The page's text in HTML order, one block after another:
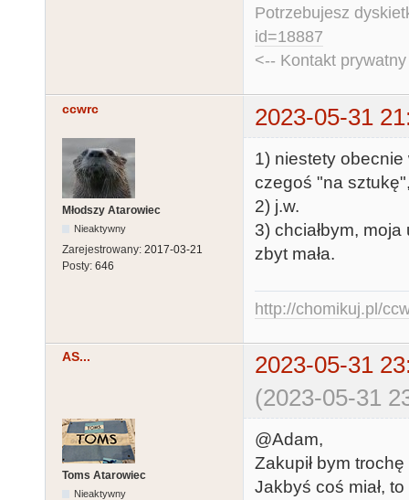
Potrzebujesz
id=18887
<-- Kontakt
ccwrc 2023-05-31
Młodszy Atarowiec
Nieaktywny
Zarejestrowany: 2017-03-21
Posty: 646
1) niestety
czegoś "na
2) j.w.
3) chciałbym,
zbyt mała.
http://chomikuj.pl/
AS...
2023-05-31
(2023-05-31
Toms Atarowiec
Nieaktywny
@Adam,
Zakupił bym
Jakbyś coś miał,